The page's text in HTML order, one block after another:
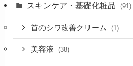
スキンケア・基礎化粧品 (91)
首のシワ改善クリーム (1)
美容液 (38)